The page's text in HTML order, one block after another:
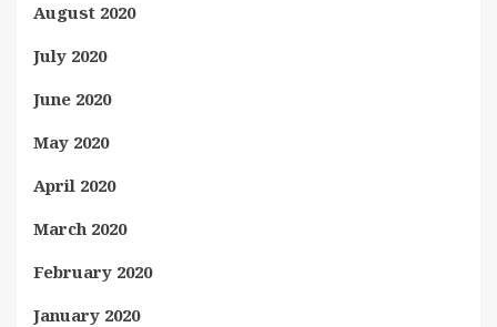
August 2020
July 2020
June 2020
May 2020
April 2020
March 2020
February 2020
January 2020